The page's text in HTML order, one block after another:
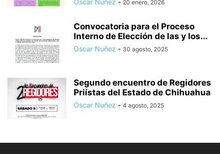
Oscar Nuñez - 20 enero, 2026
Convocatoria para el Proceso
Interno de Elección de las y los...
Oscar Nuñez - 30 agosto, 2025
Segundo encuentro de Regidores
Priístas del Estado de Chihuahua
Oscar Nuñez - 4 agosto, 2025